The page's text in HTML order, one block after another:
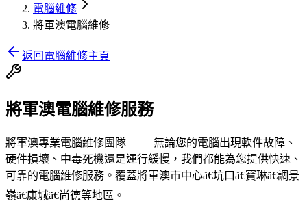
電腦維修
將軍澳電腦維修
返回電腦維修主頁
將軍澳電腦維修服務
將軍澳專業電腦維修團隊 —— 無論您的電腦出現軟件故障、
硬件損壞、中毒死機還是運行緩慢，我們都能為您提供快速、
可靠的電腦維修服務。覆蓋將軍澳市中心ã€坑口ã€寶琳ã€調景
嶺ã€康城ã€尚德等地區。